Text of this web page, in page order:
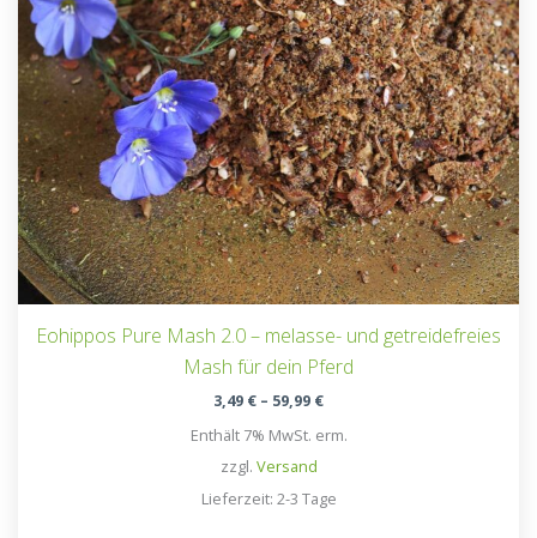
Eohippos Pure Mash 2.0 – melasse- und getreidefreies
Mash für dein Pferd
3,49 € – 59,99 €Preisspanne:
bis
Enthält 7% MwSt. erm.
zzgl. Versand
Lieferzeit: 2-3 Tage